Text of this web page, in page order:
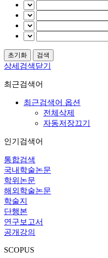
상세검색닫기
최근검색어
최근검색어 옵션
전체삭제
자동저장끄기
인기검색어
통합검색
국내학술논문
학위논문
해외학술논문
학술지
단행본
연구보고서
공개강의
SCOPUS